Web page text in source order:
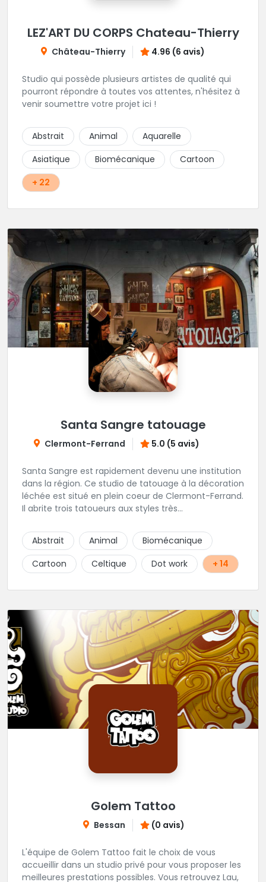
LEZ'ART DU CORPS Chateau-Thierry
Château-Thierry 4.96 (6 avis)
Studio qui possède plusieurs artistes de qualité qui
pourront répondre à toutes vos attentes, n'hésitez à
venir soumettre votre projet ici !
Abstrait Animal
Aquarelle
Asiatique
Biomécanique
Cartoon
+ 22
Santa Sangre tatouage
Clermont-Ferrand 5.0 (5 avis)
Santa Sangre est rapidement devenu une institution
dans la région. Ce studio de tatouage à la décoration
léchée est situé en plein coeur de Clermont-Ferrand.
Il abrite trois tatoueurs aux styles très
la créativité. Le studio est installé en duplex, laissant
à chacun sa part d'intimité. Une superbe adresse en
Auvergne.
Abstrait Animal
Biomécanique
Cartoon
Celtique Dot work + 14
Golem Tattoo
Bessan (0 avis)
L'équipe de Golem Tattoo fait le choix de vous
accueillir dans un studio privé pour vous proposer les
meilleures prestations possibles. Vous retrouvez Lau,